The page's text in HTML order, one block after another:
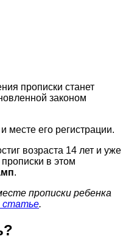
прописки станет
законом
месте его регистрации.
возраста 14 лет и уже
прописки в этом
.
прописки ребенка
статье.